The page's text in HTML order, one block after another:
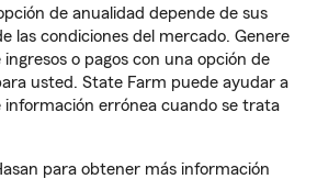
de anualidad depende de sus
las condiciones del mercado. Genere
o pagos con una opción de
usted. State Farm puede ayudar a
información errónea cuando se trata
para obtener más información